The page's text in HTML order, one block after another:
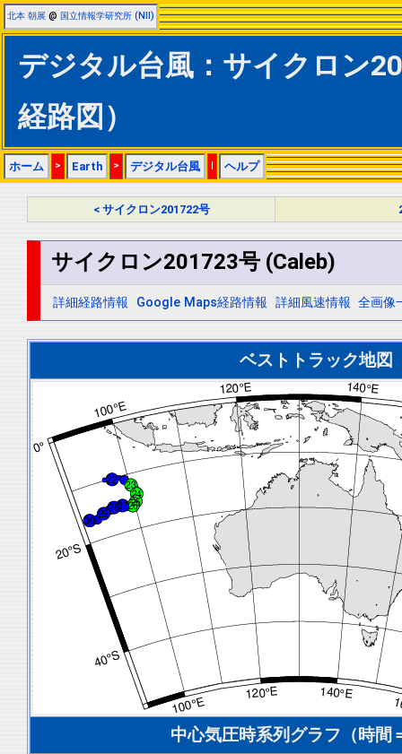
北本 朝展 @ 国立情報学研究所 (NII)
デジタル台風：サイクロン
経路図）
ホーム > Earth > デジタル台風 | ヘルプ
< サイクロン201722号
サイクロン201723号 (Caleb)
詳細経路情報 Google Maps経路情報 詳細風速情報 全画像
ベストトラック地図
中心気圧時系列グラフ（時間